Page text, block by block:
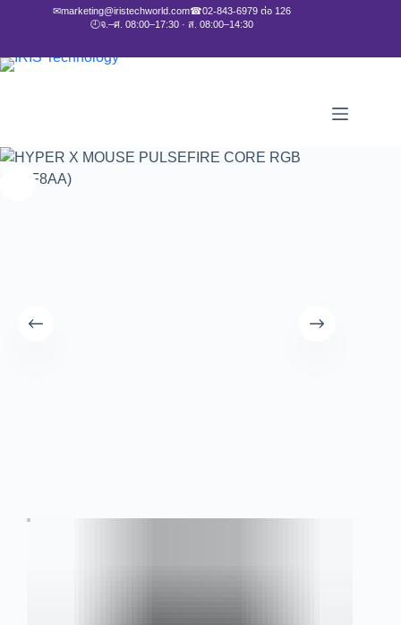
✉marketing@iristechworld.com☎02-843-6979 ต่อ 126
🕘จ.–ศ. 08:00–17:30 · ส. 08:00–14:30